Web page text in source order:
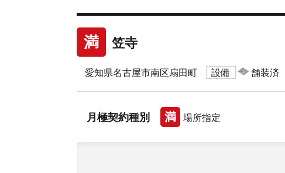
満 笠寺
愛知県名古屋市南区扇田町 設備 舗装済
月極契約種別 満 場所指定